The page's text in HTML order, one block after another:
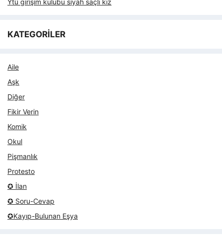
KATEGORİLER
Aile
Aşk
Diğer
Fikir Verin
Komik
Okul
Pişmanlık
Protesto
✪ İlan
✪ Soru-Cevap
✪Kayıp-Bulunan Eşya